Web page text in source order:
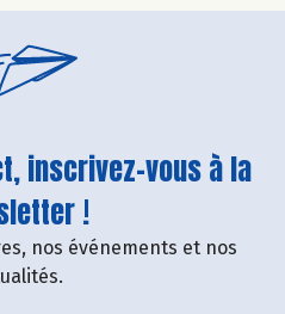
inscrivez-vous à la
!
nos événements et nos